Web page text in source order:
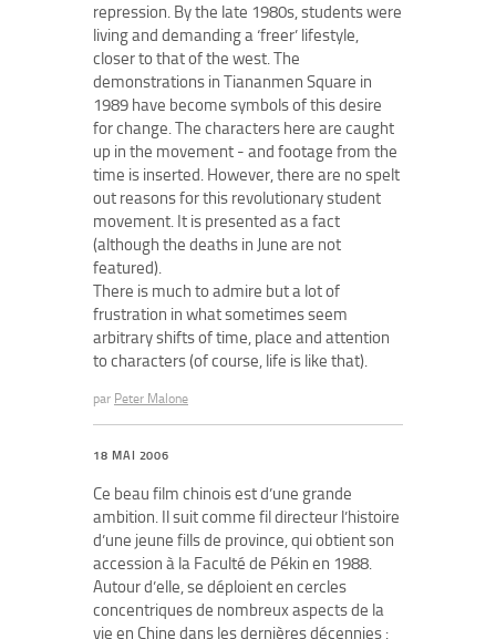
repression. By the late 1980s, students were
living and demanding a ‘freer’ lifestyle,
closer to that of the west. The
demonstrations in Tiananmen Square in
1989 have become symbols of this desire
for change. The characters here are caught
up in the movement - and footage from the
time is inserted. However, there are no spelt
out reasons for this revolutionary student
movement. It is presented as a fact
(although the deaths in June are not
featured).
There is much to admire but a lot of
frustration in what sometimes seem
arbitrary shifts of time, place and attention
to characters (of course, life is like that).
par Peter Malone
18 MAI 2006
Ce beau film chinois est d’une grande
ambition. Il suit comme fil directeur l’histoire
d’une jeune fills de province, qui obtient son
accession à la Faculté de Pékin en 1988.
Autour d’elle, se déploient en cercles
concentriques de nombreux aspects de la
vie en Chine dans les dernières décennies :